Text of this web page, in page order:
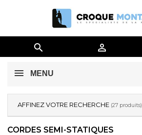
 
MENU
AFFINEZ VOTRE RECHERCHE (27 produits)
CORDES SEMI-STATIQUES